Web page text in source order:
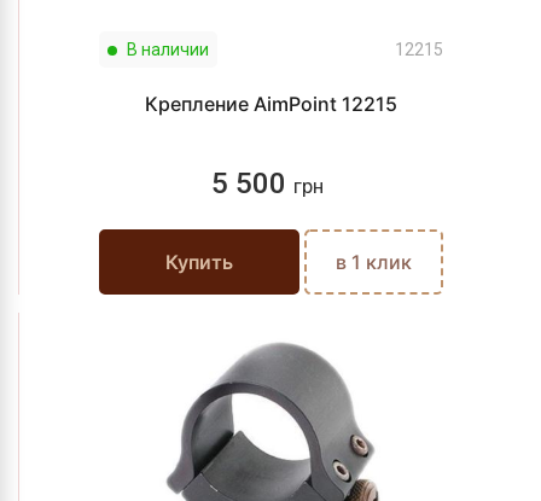
В наличии 12215
Крепление AimPoint 12215
5 500 грн
Купить в 1 клик